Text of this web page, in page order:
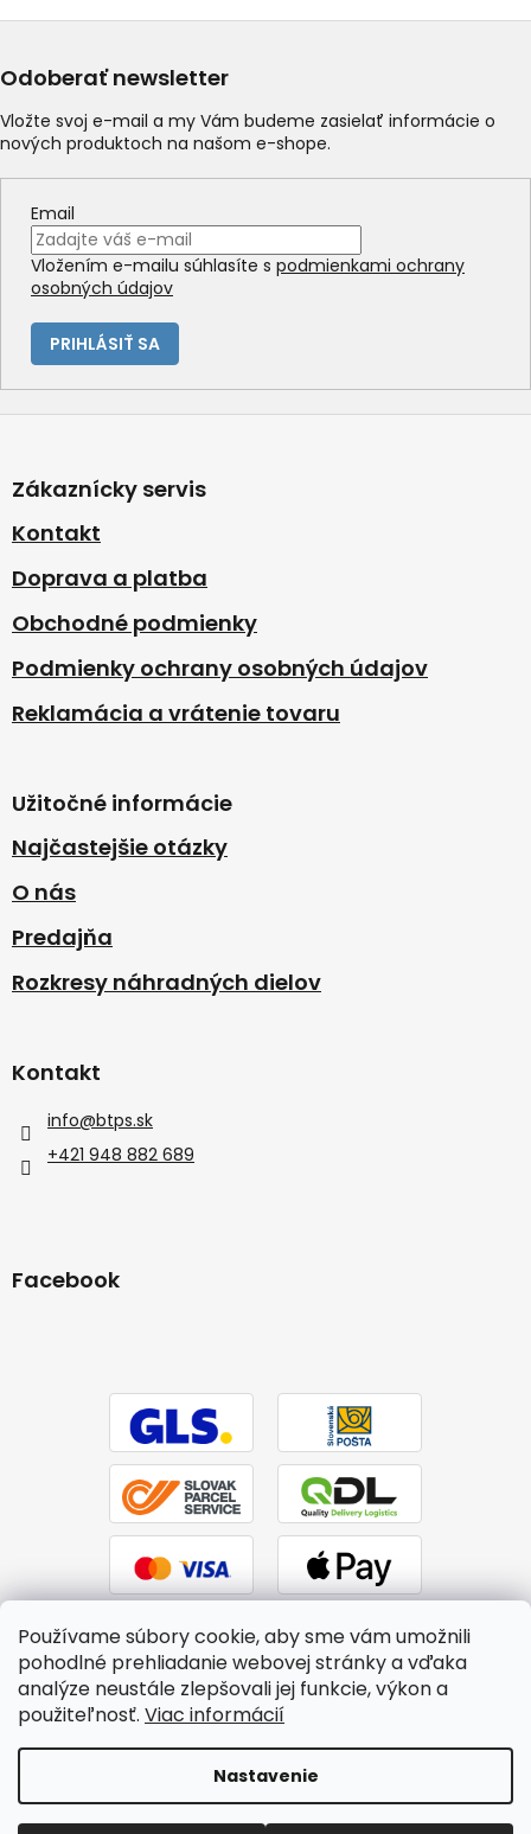
Používame súbory cookie, aby sme vám umožnili
pohodlné prehliadanie webovej stránky a vďaka
analýze neustále zlepšovali jej funkcie, výkon a
použiteľnosť. Viac informácií
Nastavenie
Odoberať newsletter
Vložte svoj e-mail a my Vám budeme zasielať informácie o
nových produktoch na našom e-shope.
Email
Vložením e-mailu súhlasíte s podmienkami ochrany
osobných údajov
PRIHLÁSIŤ SA
p
ä
e
Zákaznícky servis
Kontakt
Doprava a platba
Obchodné podmienky
Podmienky ochrany osobných údajov
Reklamácia a vrátenie tovaru
Užitočné informácie
Najčastejšie otázky
O nás
Predajňa
Rozkresy náhradných dielov
Kontakt
info@btps.sk
+421 948 882 689
Facebook